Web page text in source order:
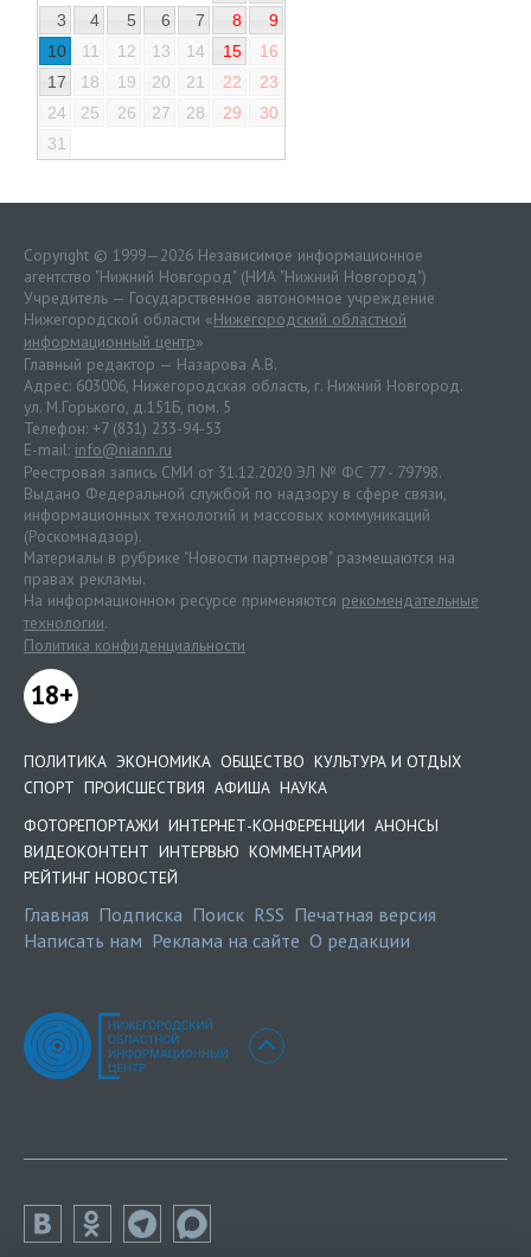
3
4 5 6 7 8
9
10
11 12 13 14 15
16
17
18 19 20 21 22
23
24
25 26 27 28 29
30
31
Copyright © 1999—2026 Независимое информационное
агентство "Нижний Новгород" (НИА "Нижний Новгород")
Учредитель — Государственное автономное учреждение
Нижегородской области «Нижегородский областной
информационный центр»
Главный редактор — Назарова А.В.
Адрес: 603006, Нижегородская область, г. Нижний Новгород.
ул. М.Горького, д.151Б, пом. 5
Телефон: +7 (831) 233-94-53
E-mail: info@niann.ru
Реестровая запись СМИ от 31.12.2020 ЭЛ № ФС 77 - 79798.
Выдано Федеральной службой по надзору в сфере связи,
информационных технологий и массовых коммуникаций
(Роскомнадзор).
Материалы в рубрике "Новости партнеров" размещаются на
правах рекламы.
На информационном ресурсе применяются рекомендательные
технологии.
Политика конфиденциальности
18+
ПОЛИТИКА ЭКОНОМИКА ОБЩЕСТВО КУЛЬТУРА И ОТДЫХ
СПОРТ ПРОИСШЕСТВИЯ АФИША НАУКА
ФОТОРЕПОРТАЖИ ИНТЕРНЕТ-КОНФЕРЕНЦИИ АНОНСЫ
ВИДЕОКОНТЕНТ ИНТЕРВЬЮ КОММЕНТАРИИ
РЕЙТИНГ НОВОСТЕЙ
Главная Подписка Поиск RSS Печатная версия
Написать нам Реклама на сайте О редакции